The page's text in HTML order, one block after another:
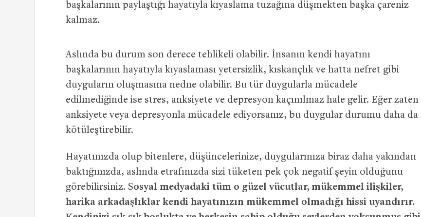
başkalarının paylaştığı hayatıyla kıyaslama tuzağına düşmekten başka çareniz
kalmaz.
Aslında bu durum son derece tehlikeli olabilir. İnsanın kendi hayatını
başkalarının hayatıyla kıyaslaması yetersizlik, kıskançlık ve hatta nefret gibi
duyguların oluşmasına nedne olabilir. Bu tür duygularla mücadele
edilmediğinde ise stres, anksiyete ve depresyon kaçınılmaz hale gelir. Eğer zaten
anksiyete veya depresyonla mücadele ediyorsanız, bu duygular durumu daha da
kötüleştirebilir.
Hayatınızda olup bitenlere, düşüncelerinize, duygularınıza biraz daha yakından
baktığınızda, aslında etrafınızda sizi tüketen pek çok negatif şeyin olduğunu
görebilirsiniz. Sosyal medyadaki tüm o güzel vücutlar, mükemmel ilişkiler,
harika arkadaşlıklar kendi hayatınızın mükemmel olmadığı hissi uyandırır.